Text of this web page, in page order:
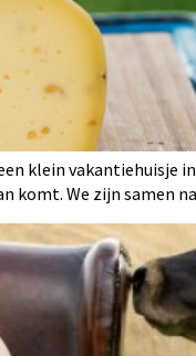
klein vakantiehuisje
komt. We zijn samen